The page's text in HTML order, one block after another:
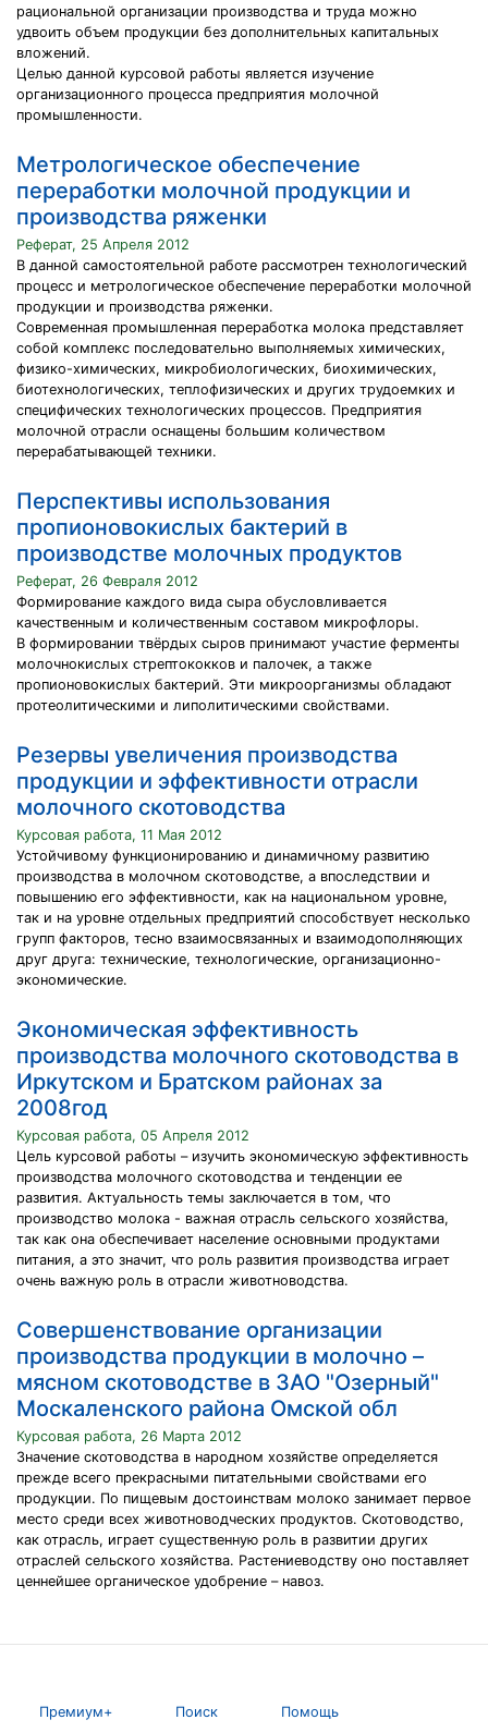
рациональной организации производства и труда можно
удвоить объем продукции без дополнительных капитальных
вложений.
Целью данной курсовой работы является изучение
организационного процесса предприятия молочной
промышленности.
Метрологическое обеспечение
переработки молочной продукции и
производства ряженки
Реферат, 25 Апреля 2012
В данной самостоятельной работе рассмотрен технологический
процесс и метрологическое обеспечение переработки молочной
продукции и производства ряженки.
Современная промышленная переработка молока представляет
собой комплекс последовательно выполняемых химических,
физико-химических, микробиологических, биохимических,
биотехнологических, теплофизических и других трудоемких и
специфических технологических процессов. Предприятия
молочной отрасли оснащены большим количеством
перерабатывающей техники.
Перспективы использования
пропионовокислых бактерий в
производстве молочных продуктов
Реферат, 26 Февраля 2012
Формирование каждого вида сыра обусловливается
качественным и количественным составом микрофлоры.
В формировании твёрдых сыров принимают участие ферменты
молочнокислых стрептококков и палочек, а также
пропионовокислых бактерий. Эти микроорганизмы обладают
протеолитическими и липолитическими свойствами.
Резервы увеличения производства
продукции и эффективности отрасли
молочного скотоводства
Курсовая работа, 11 Мая 2012
Устойчивому функционированию и динамичному развитию
производства в молочном скотоводстве, а впоследствии и
повышению его эффективности, как на национальном уровне,
так и на уровне отдельных предприятий способствует несколько
групп факторов, тесно взаимосвязанных и взаимодополняющих
друг друга: технические, технологические, организационно-
экономические.
Экономическая эффективность
производства молочного скотоводства в
Иркутском и Братском районах за
2008год
Курсовая работа, 05 Апреля 2012
Цель курсовой работы – изучить экономическую эффективность
производства молочного скотоводства и тенденции ее
развития. Актуальность темы заключается в том, что
производство молока - важная отрасль сельского хозяйства,
так как она обеспечивает население основными продуктами
питания, а это значит, что роль развития производства играет
очень важную роль в отрасли животноводства.
Совершенствование организации
производства продукции в молочно –
мясном скотоводстве в ЗАО "Озерный"
Москаленского района Омской обл
Курсовая работа, 26 Марта 2012
Значение скотоводства в народном хозяйстве определяется
прежде всего прекрасными питательными свойствами его
продукции. По пищевым достоинствам молоко занимает первое
место среди всех животноводческих продуктов. Скотоводство,
как отрасль, играет существенную роль в развитии других
отраслей сельского хозяйства. Растениеводству оно поставляет
ценнейшее органическое удобрение – навоз.
Премиум+ Поиск Помощь